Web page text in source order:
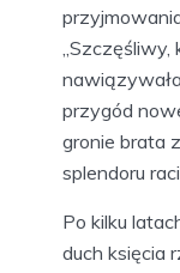
„Szczęśliwy,
przygód
gronie brata
splendoru
Po kilku
duch księcia